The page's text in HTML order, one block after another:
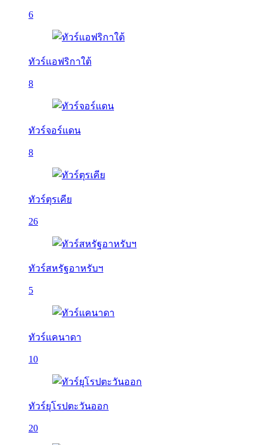
6
ทัวร์แอฟริกาใต้
8
ทัวร์จอร์แดน
8
ทัวร์ตุรเคีย
26
ทัวร์สหรัฐอาหรับฯ
5
ทัวร์แคนาดา
10
ทัวร์ยุโรปตะวันออก
20